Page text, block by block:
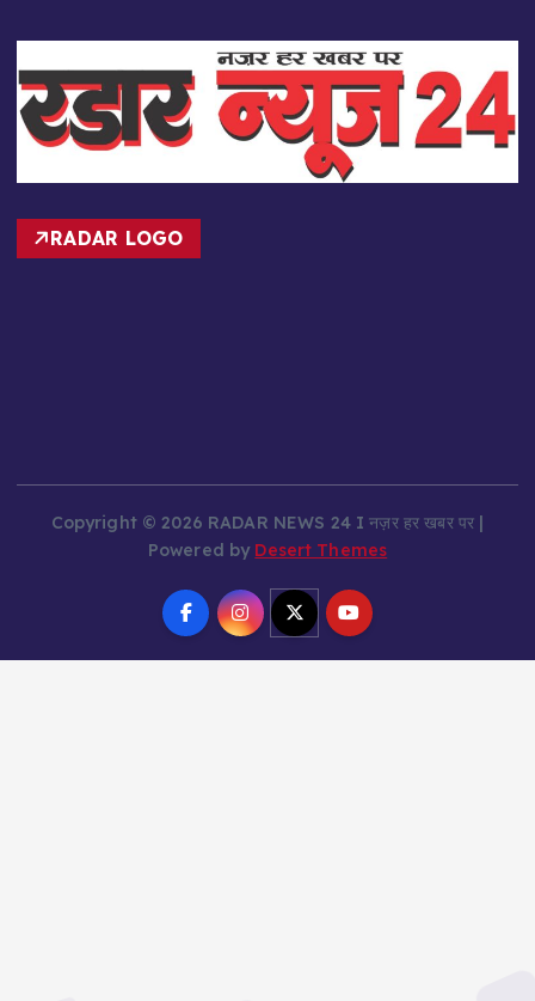
RADAR LOGO
Copyright © 2026 RADAR NEWS 24 I नज़र हर खबर पर |